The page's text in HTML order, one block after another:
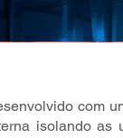
com
isolando as